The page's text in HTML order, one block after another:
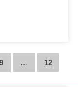
9 …
12